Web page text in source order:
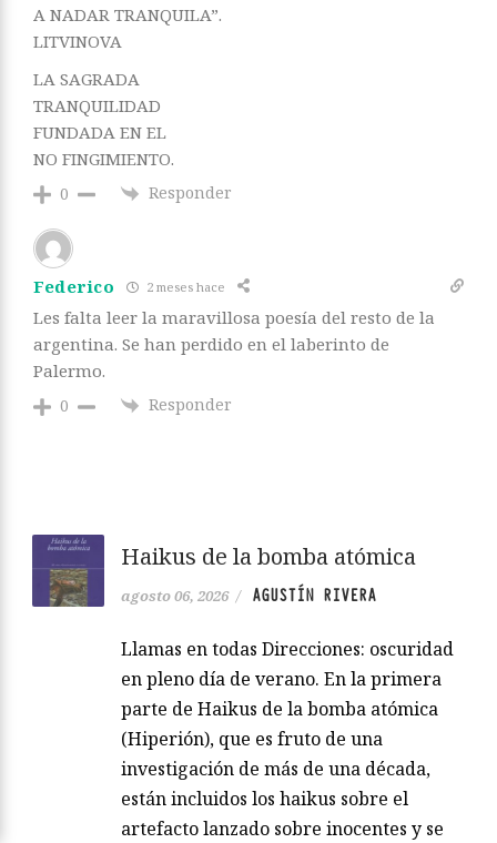
A NADAR TRANQUILA”.
LITVINOVA
LA SAGRADA
TRANQUILIDAD
FUNDADA EN EL
NO FINGIMIENTO.
0 Responder
Federico 2 meses hace
Les falta leer la maravillosa poesía del resto de la
argentina. Se han perdido en el laberinto de
Palermo.
0 Responder
Haikus de la bomba atómica
agosto 06, 2026 / AGUSTÍN RIVERA
Llamas en todas Direcciones: oscuridad
en pleno día de verano. En la primera
parte de Haikus de la bomba atómica
(Hiperión), que es fruto de una
investigación de más de una década,
están incluidos los haikus sobre el
artefacto lanzado sobre inocentes y se